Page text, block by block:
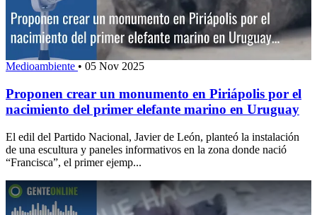
Medioambiente • 05 Nov 2025
Proponen crear un monumento en Piriápolis por el
nacimiento del primer elefante marino en Uruguay
El edil del Partido Nacional, Javier de León, planteó la instalación
de una escultura y paneles informativos en la zona donde nació
“Francisca”, el primer ejemp...